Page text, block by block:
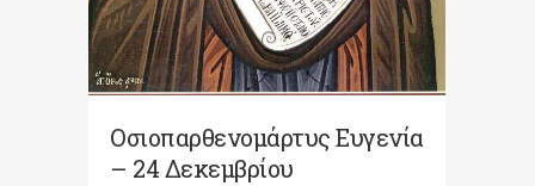
Οσιοπαρθενομάρτυς Ευγενία
– 24 Δεκεμβρίου